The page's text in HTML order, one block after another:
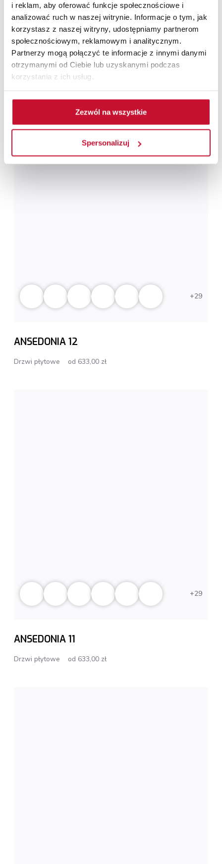
i reklam, aby oferować funkcje społecznościowe i
analizować ruch w naszej witrynie. Informacje o tym, jak
korzystasz z naszej witryny, udostępniamy partnerom
społecznościowym, reklamowym i analitycznym.
Partnerzy mogą połączyć te informacje z innymi danymi
otrzymanymi od Ciebie lub uzyskanymi podczas
korzystania z ich usług.
Zezwól na wszystkie
Spersonalizuj
Drzwi ANSEDONIA 1
Drzwi płytowe od 633,00 zł
29
ANSEDONIA 12
Drzwi płytowe od 633,00 zł
29
ANSEDONIA 11
Drzwi płytowe od 633,00 zł